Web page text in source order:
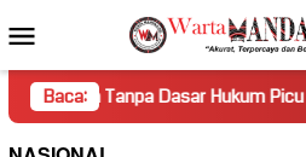
ke
kontenMobile
Baca:
Tanpa Dasar Hukum Picu Keresahan